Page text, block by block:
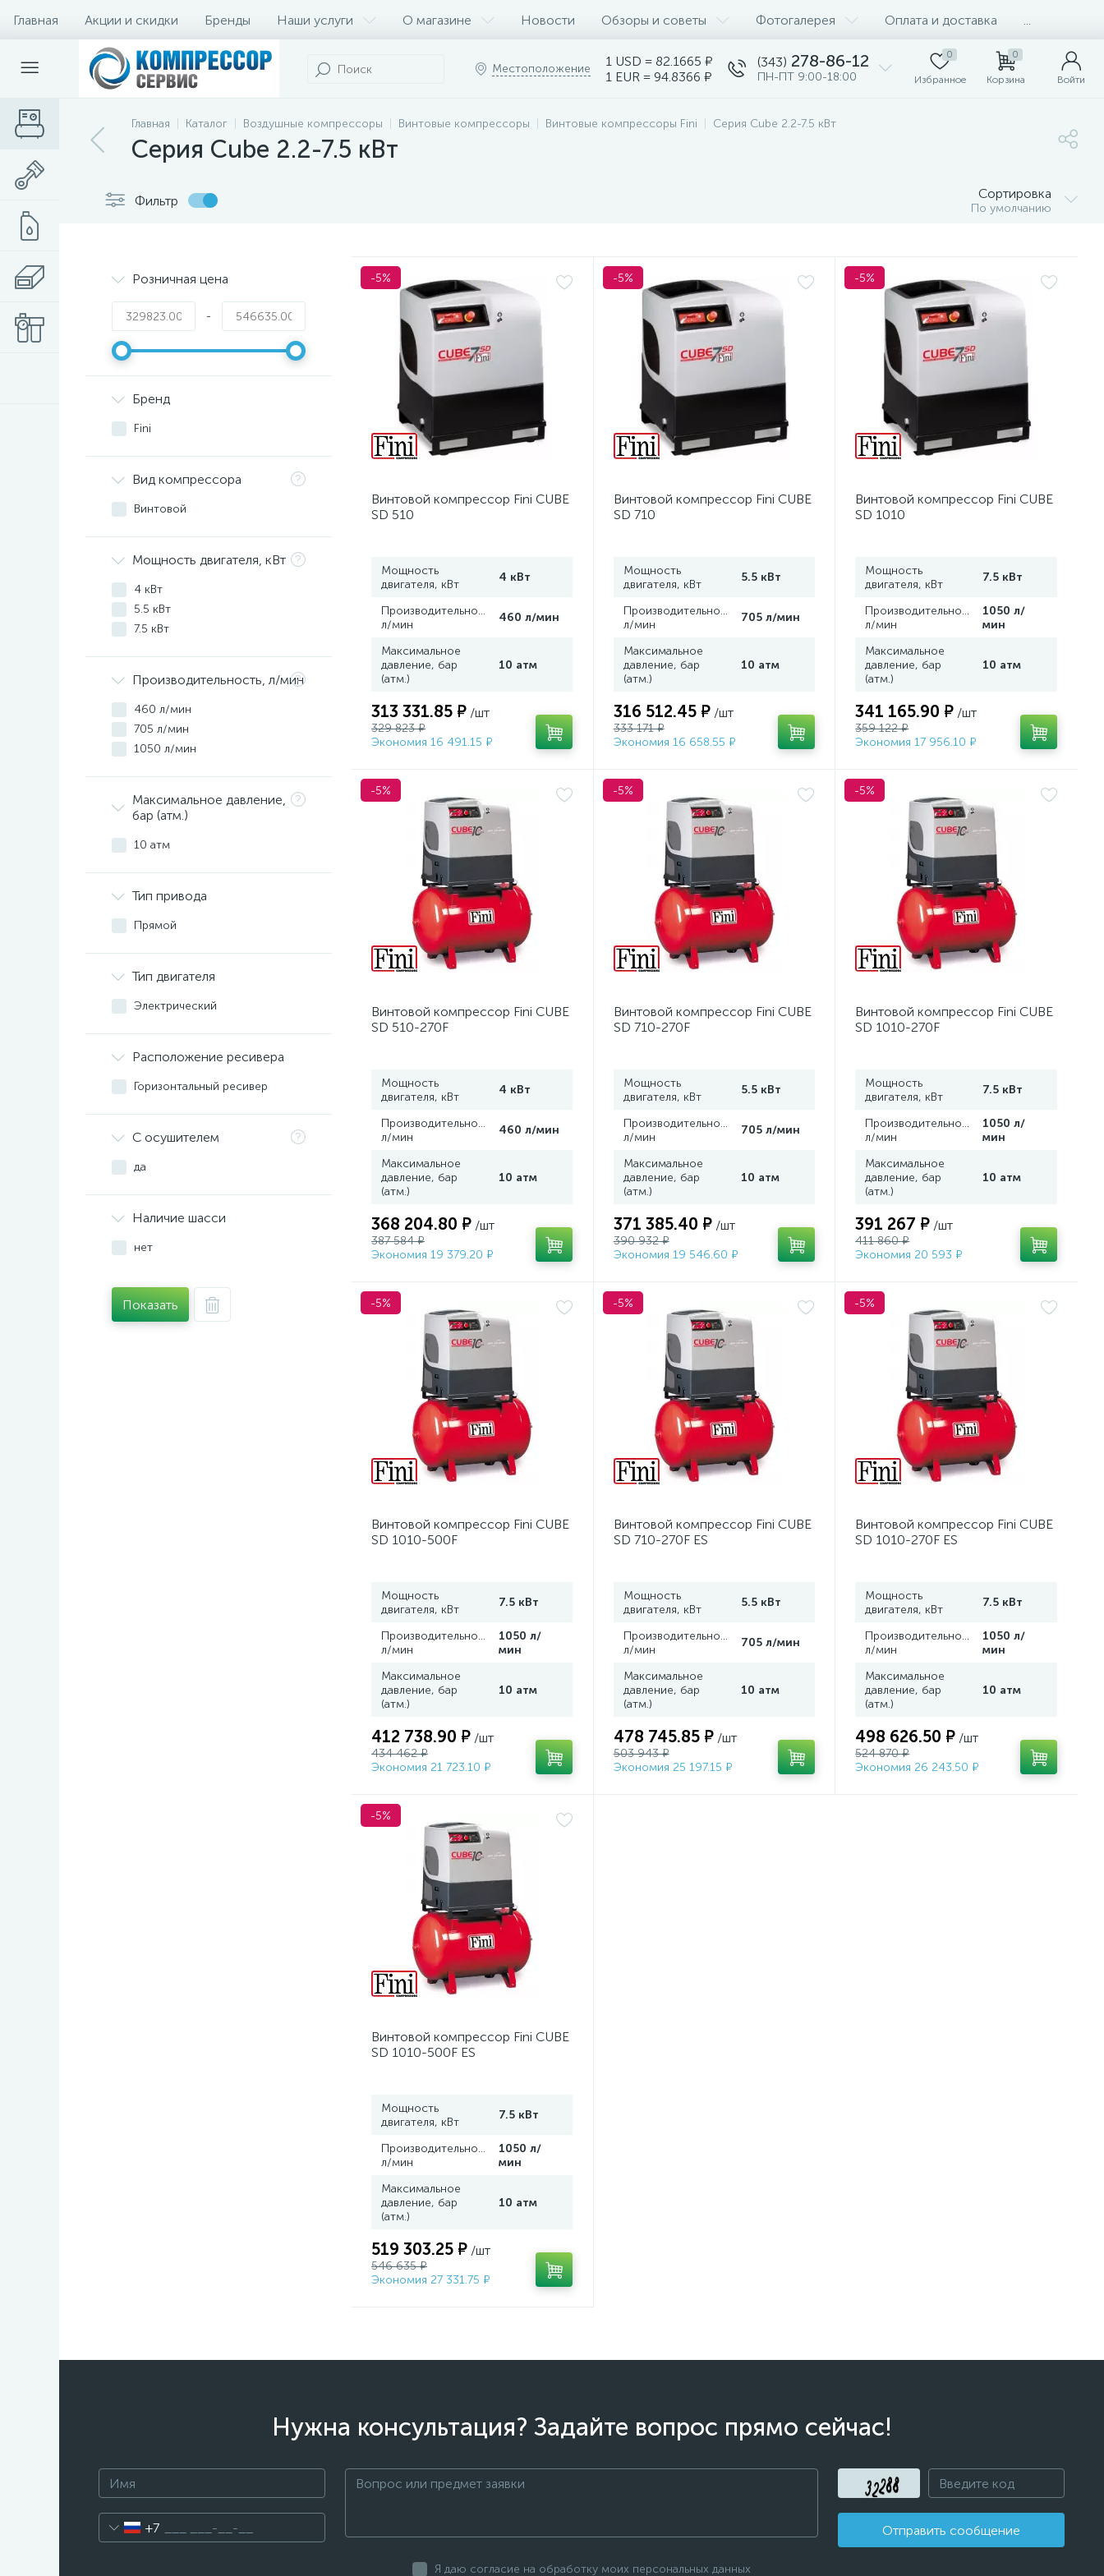
Главная Акции и скидки Бренды Наши услуги О магазине Новости Обзоры и советы Фотогалерея Оплата и доставка
Местоположение
1 USD = 82.1665 ₽
1 EUR = 94.8366 ₽
(343) 278-86-12
ПН-ПТ 9:00-18:00
0
Избранное
0
Корзина Войти
Главная Каталог Воздушные компрессоры Винтовые компрессоры Винтовые компрессоры Fini Серия Cube 2.2-7.5 кВт
Серия Cube 2.2-7.5 кВт
Фильтр Сортировка
По умолчанию
Розничная цена
-
Бренд
Fini
Вид компрессора
Винтовой
Мощность двигателя, кВт
4 кВт
5.5 кВт
7.5 кВт
Производительность, л/мин
460 л/мин
705 л/мин
1050 л/мин
Максимальное давление,
бар (атм.)
10 атм
Тип привода
Прямой
Тип двигателя
Электрический
Расположение ресивера
Горизонтальный ресивер
С осушителем
да
Наличие шасси
нет
Показать
-5%
Винтовой компрессор Fini CUBE
SD 510
Мощность
двигателя, кВт
4 кВт
Производительность,
л/мин
460 л/мин
Максимальное
давление, бар
(атм.)
10 атм
313 331.85 ₽ /шт
329 823 ₽
Экономия 16 491.15 ₽
-5%
Винтовой компрессор Fini CUBE
SD 710
Мощность
двигателя, кВт
5.5 кВт
Производительность,
л/мин
705 л/мин
Максимальное
давление, бар
(атм.)
10 атм
316 512.45 ₽ /шт
333 171 ₽
Экономия 16 658.55 ₽
-5%
Винтовой компрессор Fini CUBE
SD 1010
Мощность
двигателя, кВт
7.5 кВт
Производительность,
л/мин
1050 л/
мин
Максимальное
давление, бар
(атм.)
10 атм
341 165.90 ₽ /шт
359 122 ₽
Экономия 17 956.10 ₽
-5%
Винтовой компрессор Fini CUBE
SD 510-270F
Мощность
двигателя, кВт
4 кВт
Производительность,
л/мин
460 л/мин
Максимальное
давление, бар
(атм.)
10 атм
368 204.80 ₽ /шт
387 584 ₽
Экономия 19 379.20 ₽
-5%
Винтовой компрессор Fini CUBE
SD 710-270F
Мощность
двигателя, кВт
5.5 кВт
Производительность,
л/мин
705 л/мин
Максимальное
давление, бар
(атм.)
10 атм
371 385.40 ₽ /шт
390 932 ₽
Экономия 19 546.60 ₽
-5%
Винтовой компрессор Fini CUBE
SD 1010-270F
Мощность
двигателя, кВт
7.5 кВт
Производительность,
л/мин
1050 л/
мин
Максимальное
давление, бар
(атм.)
10 атм
391 267 ₽ /шт
411 860 ₽
Экономия 20 593 ₽
-5%
Винтовой компрессор Fini CUBE
SD 1010-500F
Мощность
двигателя, кВт
7.5 кВт
Производительность,
л/мин
1050 л/
мин
Максимальное
давление, бар
(атм.)
10 атм
412 738.90 ₽ /шт
434 462 ₽
Экономия 21 723.10 ₽
-5%
Винтовой компрессор Fini CUBE
SD 710-270F ES
Мощность
двигателя, кВт
5.5 кВт
Производительность,
л/мин
705 л/мин
Максимальное
давление, бар
(атм.)
10 атм
478 745.85 ₽ /шт
503 943 ₽
Экономия 25 197.15 ₽
-5%
Винтовой компрессор Fini CUBE
SD 1010-270F ES
Мощность
двигателя, кВт
7.5 кВт
Производительность,
л/мин
1050 л/
мин
Максимальное
давление, бар
(атм.)
10 атм
498 626.50 ₽ /шт
524 870 ₽
Экономия 26 243.50 ₽
-5%
Винтовой компрессор Fini CUBE
SD 1010-500F ES
Мощность
двигателя, кВт
7.5 кВт
Производительность,
л/мин
1050 л/
мин
Максимальное
давление, бар
(атм.)
10 атм
519 303.25 ₽ /шт
546 635 ₽
Экономия 27 331.75 ₽
Нужна консультация? Задайте вопрос прямо сейчас!
+7 Отправить сообщение
Я даю согласие на обработку моих персональных данных